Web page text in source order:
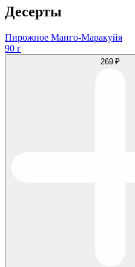
Десерты
Пирожное Манго-Маракуйя
90 г
269 ₽